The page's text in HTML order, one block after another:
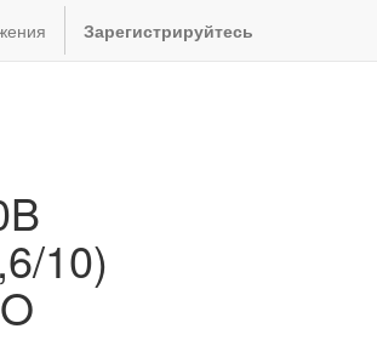
Зарегистрируйтесь
10)